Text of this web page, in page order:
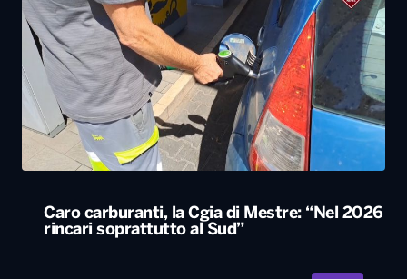
Caro carburanti, la Cgia di Mestre: “Nel 2026
rincari soprattutto al Sud”